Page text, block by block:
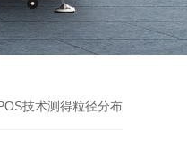
技术测得粒径分布